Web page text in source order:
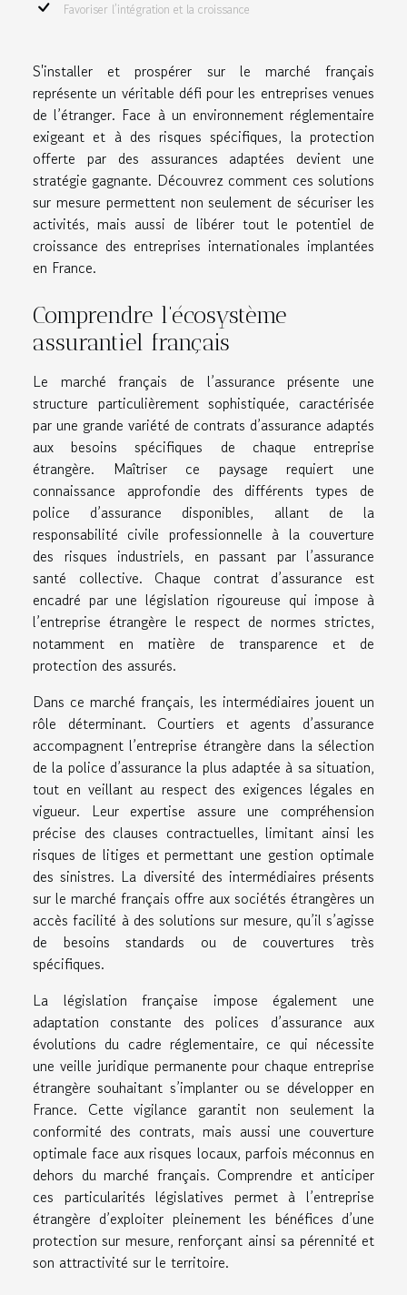
Favoriser l’intégration et la croissance
S'installer et prospérer sur le marché français
représente un véritable défi pour les entreprises venues
de l’étranger. Face à un environnement réglementaire
exigeant et à des risques spécifiques, la protection
offerte par des assurances adaptées devient une
stratégie gagnante. Découvrez comment ces solutions
sur mesure permettent non seulement de sécuriser les
activités, mais aussi de libérer tout le potentiel de
croissance des entreprises internationales implantées
en France.
Comprendre l’écosystème
assurantiel français
Le marché français de l’assurance présente une
structure particulièrement sophistiquée, caractérisée
par une grande variété de contrats d’assurance adaptés
aux besoins spécifiques de chaque entreprise
étrangère. Maîtriser ce paysage requiert une
connaissance approfondie des différents types de
police d’assurance disponibles, allant de la
responsabilité civile professionnelle à la couverture
des risques industriels, en passant par l’assurance
santé collective. Chaque contrat d’assurance est
encadré par une législation rigoureuse qui impose à
l’entreprise étrangère le respect de normes strictes,
notamment en matière de transparence et de
protection des assurés.
Dans ce marché français, les intermédiaires jouent un
rôle déterminant. Courtiers et agents d’assurance
accompagnent l’entreprise étrangère dans la sélection
de la police d’assurance la plus adaptée à sa situation,
tout en veillant au respect des exigences légales en
vigueur. Leur expertise assure une compréhension
précise des clauses contractuelles, limitant ainsi les
risques de litiges et permettant une gestion optimale
des sinistres. La diversité des intermédiaires présents
sur le marché français offre aux sociétés étrangères un
accès facilité à des solutions sur mesure, qu’il s’agisse
de besoins standards ou de couvertures très
spécifiques.
La législation française impose également une
adaptation constante des polices d’assurance aux
évolutions du cadre réglementaire, ce qui nécessite
une veille juridique permanente pour chaque entreprise
étrangère souhaitant s’implanter ou se développer en
France. Cette vigilance garantit non seulement la
conformité des contrats, mais aussi une couverture
optimale face aux risques locaux, parfois méconnus en
dehors du marché français. Comprendre et anticiper
ces particularités législatives permet à l’entreprise
étrangère d’exploiter pleinement les bénéfices d’une
protection sur mesure, renforçant ainsi sa pérennité et
son attractivité sur le territoire.